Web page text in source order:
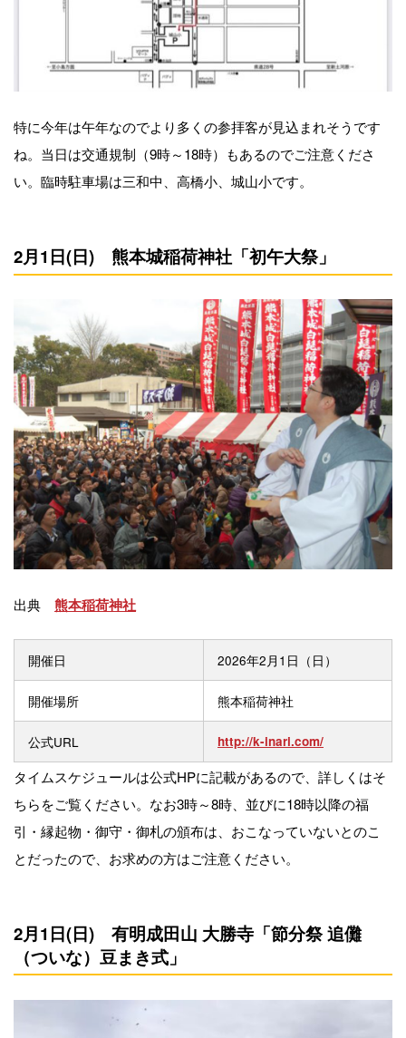
特に今年は午年なのでより多くの参拝客が見込まれそうです
ね。当日は交通規制（9時～18時）もあるのでご注意くださ
い。臨時駐車場は三和中、高橋小、城山小です。
2月1日(日) 熊本城稲荷神社「初午大祭」
出典 熊本稲荷神社
開催日 2026年2月1日（日）
開催場所 熊本稲荷神社
公式URL http://k-inari.com/
タイムスケジュールは公式HPに記載があるので、詳しくはそ
ちらをご覧ください。なお3時～8時、並びに18時以降の福
引・縁起物・御守・御札の頒布は、おこなっていないとのこ
とだったので、お求めの方はご注意ください。
2月1日(日) 有明成田山 大勝寺「節分祭 追儺
（ついな）豆まき式」